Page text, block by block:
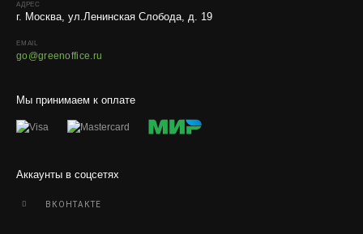
Мы принимаем к оплате
Аккаунты в соцсетях
ВКОНТАКТЕ
АДРЕС
г. Москва, ул.Ленинская Слобода, д. 19
EMAIL
go@greenoffice.ru